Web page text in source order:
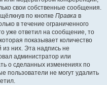
свои собственные сообщения.
по кнопке Правка в
в течение ограниченного
уже ответил на сообщение, то
показывает количество
из них. Эта надпись не
администратор или
о сделанных изменениях по
пользователи не могут удалить